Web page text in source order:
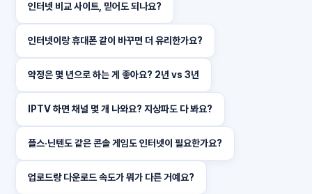
인터넷 비교 사이트, 믿어도 되나요?
인터넷이랑 휴대폰 같이 바꾸면 더 유리한가요?
약정은 몇 년으로 하는 게 좋아요? 2년 vs 3년
IPTV 하면 채널 몇 개 나와요? 지상파도 다 봐요?
플스·닌텐도 같은 콘솔 게임도 인터넷이 필요한가요?
업로드랑 다운로드 속도가 뭐가 다른 거예요?